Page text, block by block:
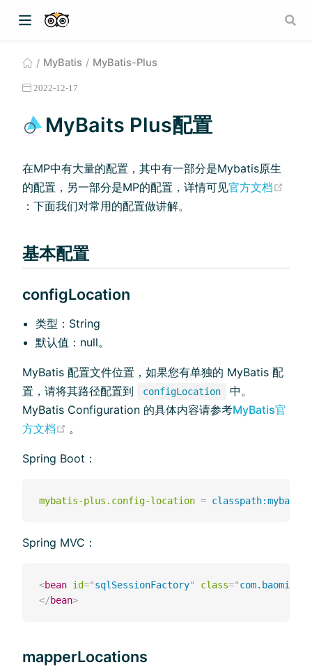
MyBatis MyBatis-Plus
2022-12-17
MyBaits Plus配置
在MP中有⼤量的配置，其中有⼀部分是Mybatis原⽣
的配置，另⼀部分是MP的配置，详情可见官方文档
：下⾯我们对常⽤的配置做讲解。
基本配置
configLocation
类型：String
默认值：null。
MyBatis 配置文件位置，如果您有单独的 MyBatis 配
置，请将其路径配置到
configLocation
中。
MyBatis Configuration 的具体内容请参考MyBatis官
方文档
。
Spring Boot：
mybatis-plus.config-location =
Spring MVC：
<bean id="sqlSessionFactory" class="
</bean>
mapperLocations